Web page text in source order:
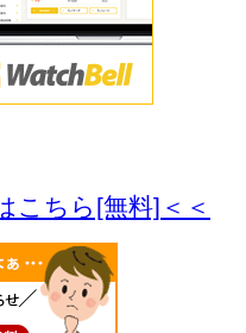
こちら[無料]＜＜